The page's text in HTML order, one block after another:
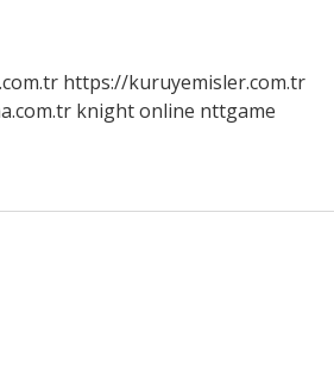
https://kuruyemisler.com.tr
knight online nttgame